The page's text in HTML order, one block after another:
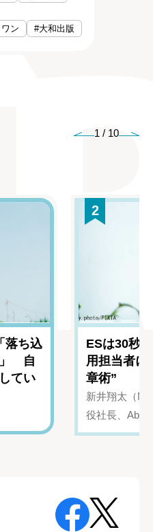
ン
#大和出版
1 / 10
落ち込
」 自
てい
2
ESは30秒
用担当者に
章術”
新井翔太（
役社長、